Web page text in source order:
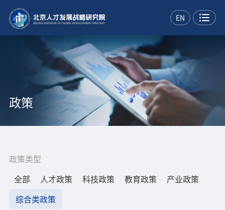
EN
政策
政策类型
全部
人才政策 科技政策 教育政策
产业政策
综合类政策